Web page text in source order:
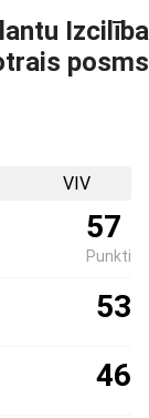
VIV
57
Punkti
53
46